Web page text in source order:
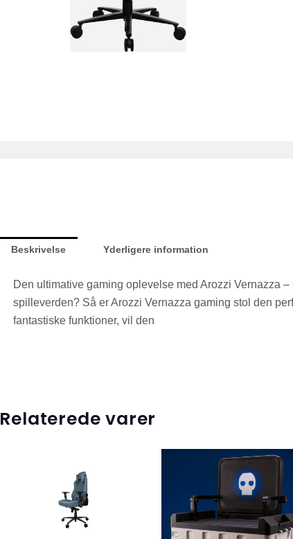
Beskrivelse Yderligere information
Den ultimative gaming oplevelse med Arozzi Vernazza
spilleverden? Så er Arozzi Vernazza gaming stol den
fantastiske funktioner, vil den
Relaterede varer